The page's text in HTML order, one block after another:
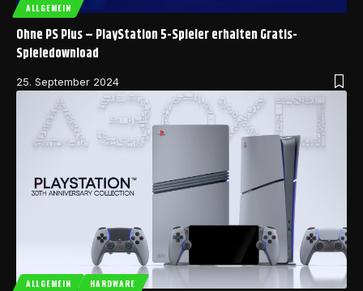
ALLGEMEIN
Ohne PS Plus – PlayStation 5-Spieler erhalten Gratis-
Spieledownload
25. September 2024
ALLGEMEIN HARDWARE